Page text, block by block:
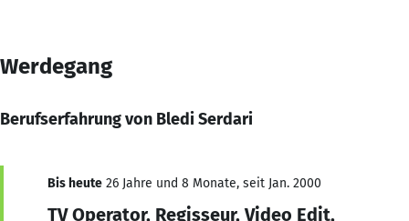
Werdegang
Berufserfahrung von Bledi Serdari
Bis heute 26 Jahre und 8 Monate, seit Jan. 2000
TV Operator, Regisseur, Video Edit,